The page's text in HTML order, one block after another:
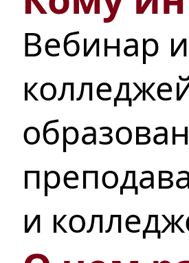
Вебинар
и